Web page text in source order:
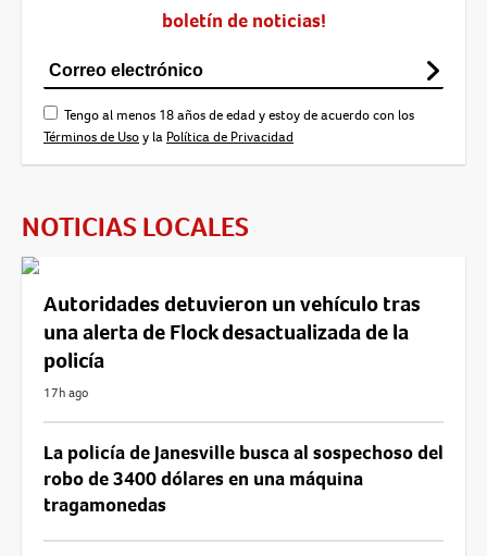
boletín de noticias!
Tengo al menos 18 años de edad y estoy de acuerdo con los
Términos de Usoy la Política de Privacidad
NOTICIAS LOCALES
Autoridades detuvieron un vehículo tras
una alerta de Flock desactualizada de la
policía
17h ago
La policía de Janesville busca al sospechoso del
robo de 3400 dólares en una máquina
tragamonedas